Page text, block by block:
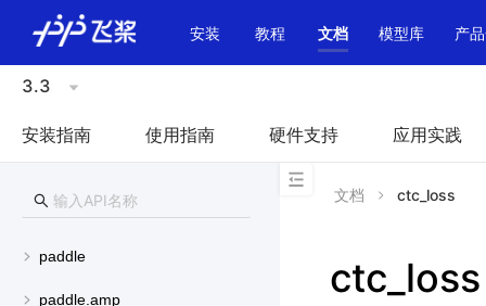
安装
教程 文档 模型库 产
3.3
安装指南 使用指南 硬件支持 应用实践
paddle
paddle.amp
文档 ctc_loss
ctc_loss